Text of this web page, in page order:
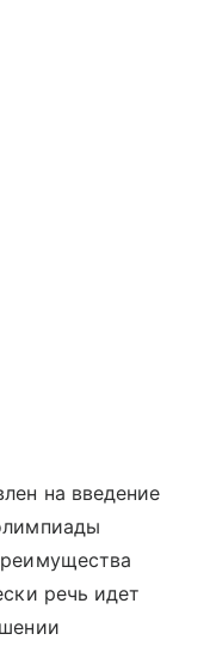
на введение
речь идет